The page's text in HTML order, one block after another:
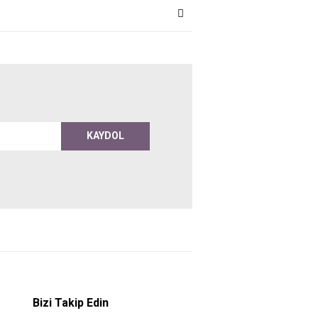
KAYDOL
Bizi Takip Edin